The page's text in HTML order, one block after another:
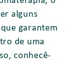
alguns
garantem
de uma
conhecê-